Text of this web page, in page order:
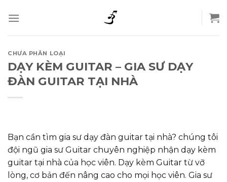
to
content
CHƯA PHÂN LOẠI
DẠY KÈM GUITAR – GIA SƯ DẠY
ĐÀN GUITAR TẠI NHÀ
Bạn cần tìm gia sư dạy đàn guitar tại nhà? chúng tôi
đội ngũ gia sư Guitar chuyên nghiệp nhận dạy kèm
guitar tại nhà của học viên. Dạy kèm Guitar từ vỡ
lòng, cơ bản đến nâng cao cho mọi học viên. Gia sư